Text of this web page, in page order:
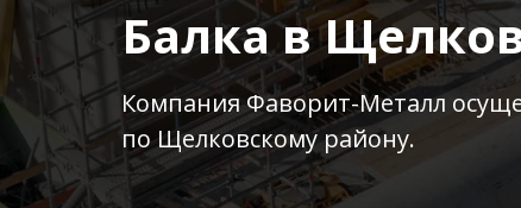
Балка в
Компания Фаворит-Металл
по Щелковскому району.